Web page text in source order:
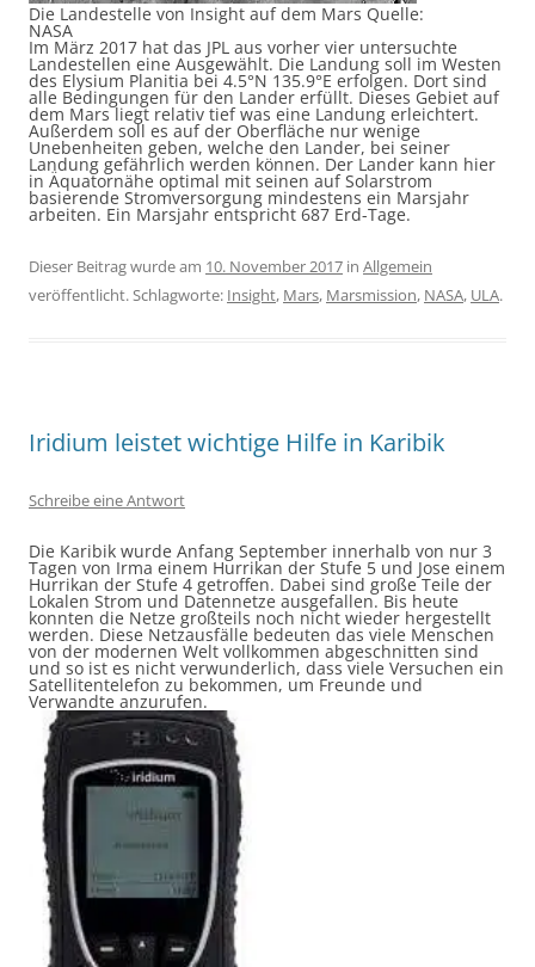
Die Landestelle von Insight auf dem Mars Quelle:
NASA
Im März 2017 hat das JPL aus vorher vier untersuchte
Landestellen eine Ausgewählt. Die Landung soll im Westen
des Elysium Planitia bei 4.5°N 135.9°E erfolgen. Dort sind
alle Bedingungen für den Lander erfüllt. Dieses Gebiet auf
dem Mars liegt relativ tief was eine Landung erleichtert.
Außerdem soll es auf der Oberfläche nur wenige
Unebenheiten geben, welche den Lander, bei seiner
Landung gefährlich werden können. Der Lander kann hier
in Äquatornähe optimal mit seinen auf Solarstrom
basierende Stromversorgung mindestens ein Marsjahr
arbeiten. Ein Marsjahr entspricht 687 Erd-Tage.
Dieser Beitrag wurde am 10. November 2017 in Allgemein
veröffentlicht. Schlagworte: Insight, Mars, Marsmission, NASA, ULA.
Iridium leistet wichtige Hilfe in Karibik
Schreibe eine Antwort
Die Karibik wurde Anfang September innerhalb von nur 3
Tagen von Irma einem Hurrikan der Stufe 5 und Jose einem
Hurrikan der Stufe 4 getroffen. Dabei sind große Teile der
Lokalen Strom und Datennetze ausgefallen. Bis heute
konnten die Netze großteils noch nicht wieder hergestellt
werden. Diese Netzausfälle bedeuten das viele Menschen
von der modernen Welt vollkommen abgeschnitten sind
und so ist es nicht verwunderlich, dass viele Versuchen ein
Satellitentelefon zu bekommen, um Freunde und
Verwandte anzurufen.